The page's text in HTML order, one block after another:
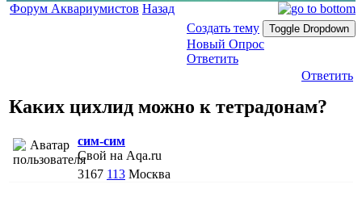
Форум Аквариумистов Назад
Создать тему
Toggle Dropdown
Новый Опрос
Ответить
Ответить
Каких цихлид можно к тетрадонам?
сим-сим
Свой на Aqa.ru
3167 113 Москва